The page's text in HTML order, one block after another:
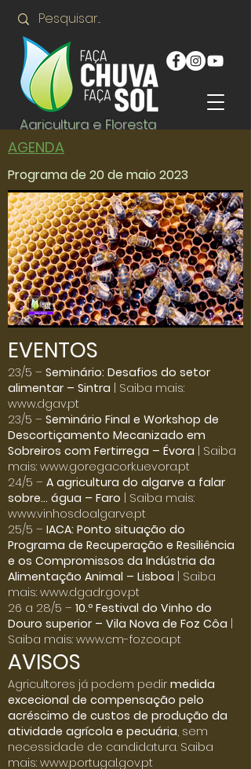
Agricultura e Floresta
AGENDA
Programa de 20 de maio 2023
Click here
EVENTOS
23/5 – Seminário: Desafios do setor
alimentar – Sintra | Saiba mais:
www.dgav.pt
23/5 – Seminário Final e Workshop de
Descortiçamento Mecanizado em
Sobreiros com Fertirrega – Évora | Saiba
mais: www.goregacork.uevora.pt
24/5 – A agricultura do algarve a falar
sobre… água – Faro | Saiba mais:
www.vinhosdoalgarve.pt
25/5 – IACA: Ponto situação do
Programa de Recuperação e Resiliência
e os Compromissos da Indústria da
Alimentação Animal – Lisboa | Saiba
mais: www.dgadr.gov.pt
26 a 28/5 – 10.º Festival do Vinho do
Douro superior – Vila Nova de Foz Côa
Saiba mais: www.cm-fozcoa.pt
AVISOS
Agricultores já podem pedir medida
excecional de compensação pelo
acréscimo de custos de produção da
atividade agrícola e pecuária, sem
necessidade de candidatura. Saiba
mais: www.portugal.gov.pt